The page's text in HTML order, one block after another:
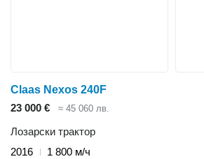
Claas Nexos 240F
23 000 €
≈ 45 060 лв.
Лозарски трактор
2016
1 800 м/ч